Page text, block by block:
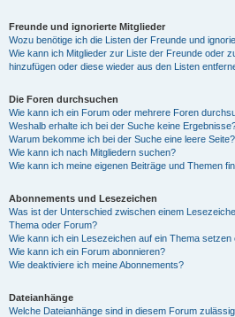
Freunde und ignorierte Mitglieder
Wozu benötige ich die Listen der Freunde und
Wie kann ich Mitglieder zur Liste der Freunde oder
hinzufügen oder diese wieder aus den Listen
Die Foren durchsuchen
Wie kann ich ein Forum oder mehrere Foren
Weshalb erhalte ich bei der Suche keine
Warum bekomme ich bei der Suche eine leere Seite?
Wie kann ich nach Mitgliedern suchen?
Wie kann ich meine eigenen Beiträge und Themen
Abonnements und Lesezeichen
Was ist der Unterschied zwischen einem
Thema oder Forum?
Wie kann ich ein Lesezeichen auf ein Thema
Wie kann ich ein Forum abonnieren?
Wie deaktiviere ich meine Abonnements?
Dateianhänge
Welche Dateianhänge sind in diesem Forum